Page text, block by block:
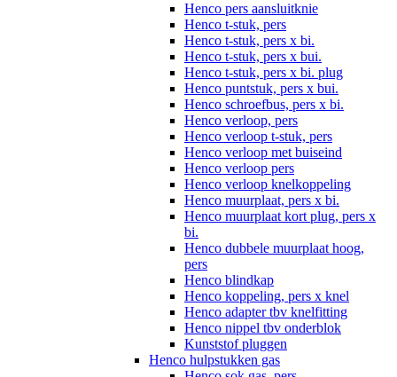
Henco pers aansluitknie
Henco t-stuk, pers
Henco t-stuk, pers x bi.
Henco t-stuk, pers x bui.
Henco t-stuk, pers x bi. plug
Henco puntstuk, pers x bui.
Henco schroefbus, pers x bi.
Henco verloop, pers
Henco verloop t-stuk, pers
Henco verloop met buiseind
Henco verloop pers
Henco verloop knelkoppeling
Henco muurplaat, pers x bi.
Henco muurplaat kort plug, pers x
bi.
Henco dubbele muurplaat hoog,
pers
Henco blindkap
Henco koppeling, pers x knel
Henco adapter tbv knelfitting
Henco nippel tbv onderblok
Kunststof pluggen
Henco hulpstukken gas